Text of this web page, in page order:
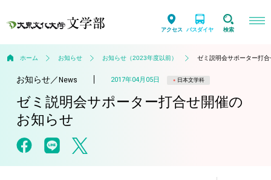
アクセス バスダイヤ 検索
ホーム お知らせ お知らせ（2023年度以前） ゼミ説明会サポーター打
お知らせ／ News 2017年04月05日 日本文学科
ゼミ説明会サポーター打合せ開催の
お知らせ